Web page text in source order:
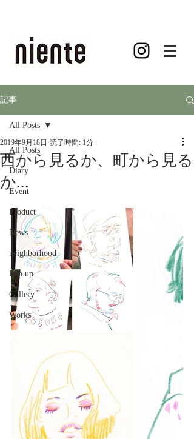
記事
All Posts
Diary
Event
Product
News
neighborhood
Pop up
Gallery
Works
All Posts
西から見るか、町から見る
か...
2019年9月18日 読了時間: 1分